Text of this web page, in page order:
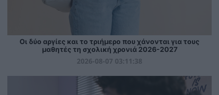
Οι δύο αργίες και το τριήμερο που χάνονται για τους
μαθητές τη σχολική χρονιά 2026-2027
2026-08-07 03:11:38